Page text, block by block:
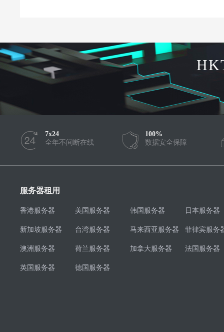
7x24
全年不间断在线
100%
数据安全保障
服务器租用
香港服务器 美国服务器 韩国服务器 日本服务器
新加坡服务器 台湾服务器 马来西亚服务器 菲律宾服务
澳洲服务器 荷兰服务器 加拿大服务器 法国服务器
英国服务器 德国服务器